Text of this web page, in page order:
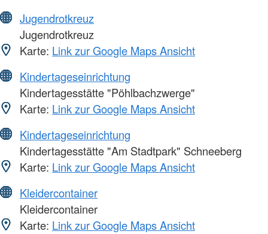
Jugendrotkreuz
Jugendrotkreuz
Karte: Link zur Google Maps Ansicht
Kindertageseinrichtung
Kindertagesstätte "Pöhlbachzwerge"
Karte: Link zur Google Maps Ansicht
Kindertageseinrichtung
Kindertagesstätte "Am Stadtpark" Schneeberg
Karte: Link zur Google Maps Ansicht
Kleidercontainer
Kleidercontainer
Karte: Link zur Google Maps Ansicht